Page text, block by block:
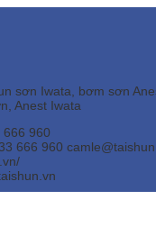
sơn Iwata, bơm sơn
Anest Iwata
666 960
666 960